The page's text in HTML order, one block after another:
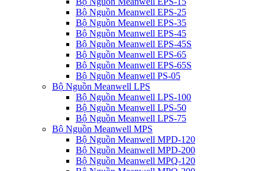
Bộ Nguồn Meanwell EPS-25
Bộ Nguồn Meanwell EPS-35
Bộ Nguồn Meanwell EPS-45
Bộ Nguồn Meanwell EPS-45S
Bộ Nguồn Meanwell EPS-65
Bộ Nguồn Meanwell EPS-65S
Bộ Nguồn Meanwell PS-05
Bộ Nguồn Meanwell LPS
Bộ Nguồn Meanwell LPS-100
Bộ Nguồn Meanwell LPS-50
Bộ Nguồn Meanwell LPS-75
Bộ Nguồn Meanwell MPS
Bộ Nguồn Meanwell MPD-120
Bộ Nguồn Meanwell MPD-200
Bộ Nguồn Meanwell MPQ-120